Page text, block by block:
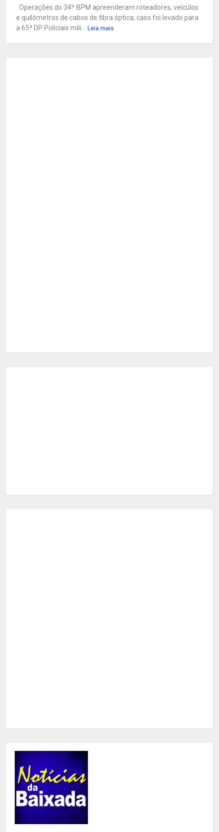
Operações do 34º BPM apreenderam roteadores, veículos
e quilômetros de cabos de fibra óptica; caso foi levado para
a 65ª DP Policiais mili...
Leia mais